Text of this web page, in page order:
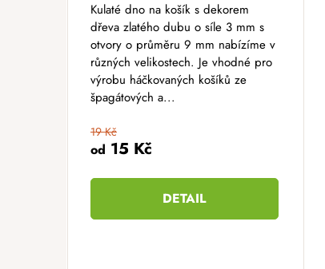
od 15 Kč
19 Kč
DETAIL
Kulaté dno na košík s dekorem
dřeva zlatého dubu o síle 3 mm s
otvory o průměru 9 mm nabízíme v
různých velikostech. Je vhodné pro
výrobu háčkovaných košíků ze
špagátových a...